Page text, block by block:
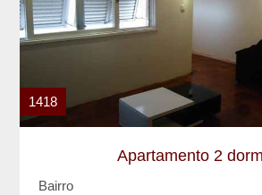
1418
Apartamento 2
Bairro